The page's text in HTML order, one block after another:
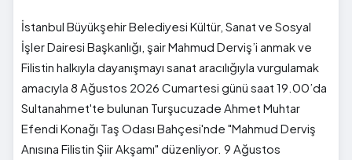
İstanbul Büyükşehir Belediyesi Kültür, Sanat ve Sosyal
İşler Dairesi Başkanlığı, şair Mahmud Derviş’i anmak ve
Filistin halkıyla dayanışmayı sanat aracılığıyla vurgulamak
amacıyla 8 Ağustos 2026 Cumartesi günü saat 19.00’da
Sultanahmet'te bulunan Turşucuzade Ahmet Muhtar
Efendi Konağı Taş Odası Bahçesi'nde "Mahmud Derviş
Anısına Filistin Şiir Akşamı" düzenliyor. 9 Ağustos